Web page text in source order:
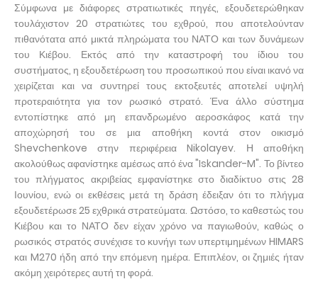
Σύμφωνα με διάφορες στρατιωτικές πηγές, εξουδετερώθηκαν
τουλάχιστον 20 στρατιώτες του εχθρού, που αποτελούνταν
πιθανότατα από μικτά πληρώματα του ΝΑΤΟ και των δυνάμεων
του Κιέβου. Εκτός από την καταστροφή του ίδιου του
συστήματος, η εξουδετέρωση του προσωπικού που είναι ικανό να
χειρίζεται και να συντηρεί τους εκτοξευτές αποτελεί υψηλή
προτεραιότητα για τον ρωσικό στρατό. Ένα άλλο σύστημα
εντοπίστηκε από μη επανδρωμένο αεροσκάφος κατά την
αποχώρησή του σε μια αποθήκη κοντά στον οικισμό
Shevchenkove στην περιφέρεια Nikolayev. Η αποθήκη
ακολούθως αφανίστηκε αμέσως από ένα "Iskander-M". Το βίντεο
του πλήγματος ακριβείας εμφανίστηκε στο διαδίκτυο στις 28
Ιουνίου, ενώ οι εκθέσεις μετά τη δράση έδειξαν ότι το πλήγμα
εξουδετέρωσε 25 εχθρικά στρατεύματα. Ωστόσο, το καθεστώς του
Κιέβου και το ΝΑΤΟ δεν είχαν χρόνο να παγιωθούν, καθώς ο
ρωσικός στρατός συνέχισε το κυνήγι των υπερτιμημένων HIMARS
και M270 ήδη από την επόμενη ημέρα. Επιπλέον, οι ζημιές ήταν
ακόμη χειρότερες αυτή τη φορά.